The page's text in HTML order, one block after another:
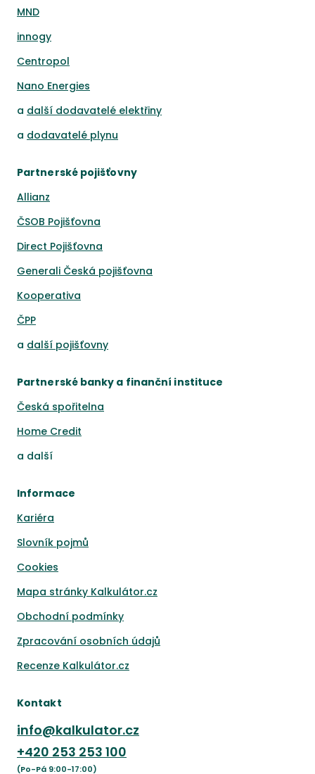
MND
innogy
Centropol
Nano Energies
a další dodavatelé elektřiny
a dodavatelé plynu
Partnerské pojišťovny
Allianz
ČSOB Pojišťovna
Direct Pojišťovna
Generali Česká pojišťovna
Kooperativa
ČPP
a další pojišťovny
Partnerské banky a finanční instituce
Česká spořitelna
Home Credit
a další
Informace
Kariéra
Slovník pojmů
Cookies
Mapa stránky Kalkulátor.cz
Obchodní podmínky
Zpracování osobních údajů
Recenze Kalkulátor.cz
Kontakt
info@kalkulator.cz
+420 253 253 100
(Po-Pá 9:00-17:00)